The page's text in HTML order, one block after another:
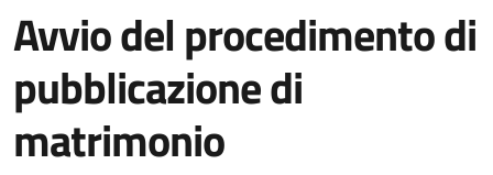
Avvio del procedimento di
pubblicazione di
matrimonio